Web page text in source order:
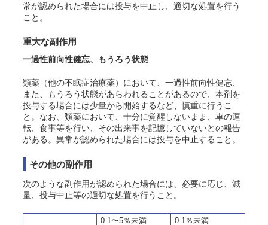
常が認められた場合には投与を中止し、適切な処置を行う
こと。
重大な副作用
一過性前向性健忘、もうろう状態
類薬（他の不眠症治療薬）において、一過性前向性健忘、
また、もうろう状態があらわれることがあるので、本剤を
投与する場合には少量から開始するなど、慎重に行うこ
と。なお、類薬において、十分に覚醒しないまま、車の運
転、食事等を行い、その出来事を記憶していないとの報告
がある。異常が認められた場合には投与を中止すること。
その他の副作用
次のような副作用が認められた場合には、必要に応じ、減
量、投与中止等の適切な処置を行うこと。
0.1〜5％未満
0.1％未満